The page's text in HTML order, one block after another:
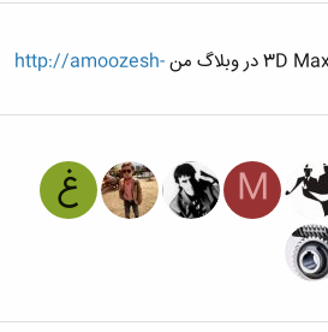
http://amoozesh-
M غ